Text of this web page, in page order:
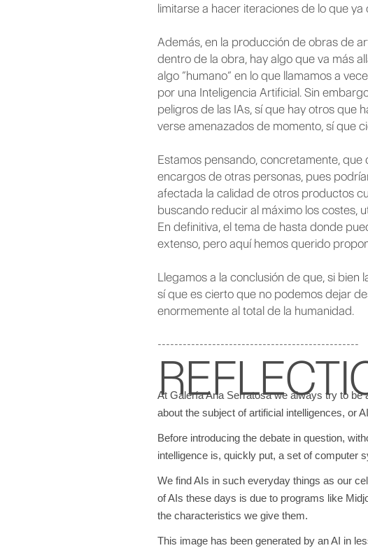
limitarse a hacer iteraciones de lo que ya
Además, en la producción de obras de
dentro de la obra, hay algo que va más
algo “humano” en lo que llamamos a
por una Inteligencia Artificial. Sin
peligros de las IAs, sí que hay otros que
verse amenazados de momento, sí que
Estamos pensando, concretamente,
encargos de otras personas, pues
afectada la calidad de otros productos
buscando reducir al máximo los costes,
En definitiva, el tema de hasta donde
extenso, pero aquí hemos querido
Llegamos a la conclusión de que, si bien
sí que es cierto que no podemos dejar
enormemente al total de la humanidad.
------------------------------------------------
At Galería Ana Serratosa we always try to be
about the subject of artificial intelligences, or
Before introducing the debate in question,
intelligence is, quickly put, a set of computer
We find AIs in such everyday things as our
of AIs these days is due to programs like
the characteristics we give them.
This image has been generated by an AI in